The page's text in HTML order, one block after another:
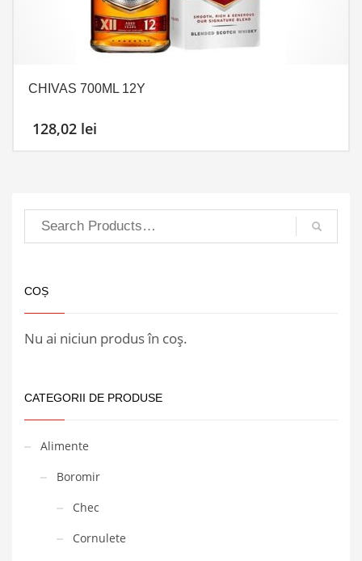
CHIVAS 700ML 12Y
128,02 lei
COȘ
Nu ai niciun produs în coș.
CATEGORII DE PRODUSE
Alimente
Boromir
Chec
Cornulete